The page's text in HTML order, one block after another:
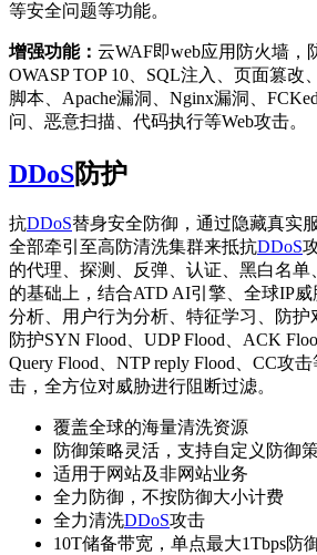
等安全问题等功能。
增强功能： 云WAF即web应用防火墙，
OWASP TOP 10、SQL注入、页面篡改
脚本、Apache漏洞、Nginx漏洞、
问、恶意扫描、代码执行等Web攻击。
DDoS防护
抗DDoS替身安全防御，通过隐藏真实
全部牵引至高防清洗集群来抵抗DDoS
的代理、探测、反弹、认证、黑白名
的基础上，结合ATD AI引擎、全球IP
分析、用户行为分析、特征学习、防护
防护SYN Flood、UDP Flood、ACK
Query Flood、NTP reply Flood、CC攻
击，全方位对威胁进行阻断过滤。
覆盖全球的海量清洗资源
防御策略灵活，支持自定义防御
适用于网站及非网站业务
全力防御，不按防御大小计费
全力清洗DDoS攻击
10T储备带宽，单点最大1Tbps防